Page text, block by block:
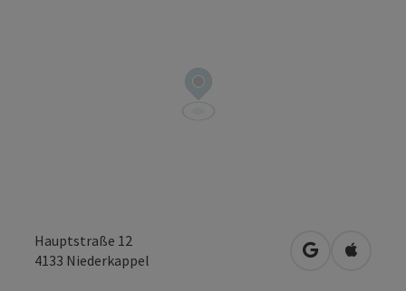
Hauptstraße 12
4133 Niederkappel in Google
in